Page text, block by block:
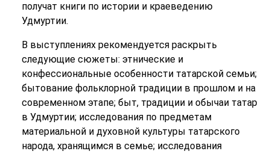
получат книги по истории и краеведению
Удмуртии.
В выступлениях рекомендуется раскрыть
следующие сюжеты: этнические и
конфессиональные особенности татарской семьи;
бытование фольклорной традиции в прошлом и на
современном этапе; быт, традиции и обычаи татар
в Удмуртии; исследования по предметам
материальной и духовной культуры татарского
народа, хранящимся в семье; исследования